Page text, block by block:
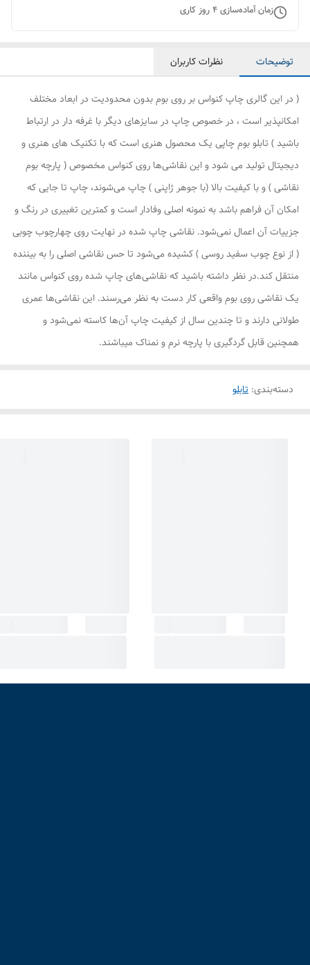
زمان آماده‌سازی4روز کاری
توضیحات نظرات کاربران
( در این گالری چاپ کنواس بر روی بوم بدون محدودیت در ابعاد مختلف
امکانپذیر است ، در خصوص چاپ در سایزهای دیگر با غرفه دار در ارتباط
باشید ) تابلو بوم چاپی یک محصول هنری است که با تکنیک های هنری و
دیجیتال تولید می شود و این نقاشی‌ها روی کنواس مخصوص ( پارچه بوم
نقاشی ) و با کیفیت بالا (با جوهر ژاپنی ) چاپ می‌شوند، چاپ تا جایی که
امکان آن فراهم باشد به نمونه اصلی وفادار است و کمترین تغییری در رنگ و
جزییات آن اعمال نمی‌شود. نقاشی چاپ شده در نهایت روی چهارچوب چوبی
( از نوع چوب سفید روسی ) کشیده می‌شود تا حس نقاشی اصلی را به بیننده
منتقل کند.در نظر داشته باشید که نقاشی‌های چاپ شده روی کنواس مانند
یک نقاشی روی بوم واقعی کار دست به نظر می‌رسند. این نقاشی‌ها عمری
طولانی دارند و تا چندین سال از کیفیت چاپ آن‌ها کاسته نمی‌شود و
همچنین قابل گردگیری با پارچه نرم و نمناک میباشند.
دسته‌بندی: تابلو